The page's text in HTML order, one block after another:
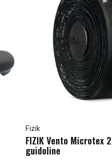
Fizik
FIZIK Vento Microtex
guidoline